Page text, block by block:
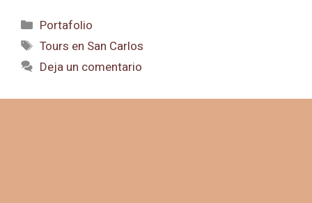
Categorías
Portafolio
Etiquetas
Tours en San Carlos
Deja un comentario